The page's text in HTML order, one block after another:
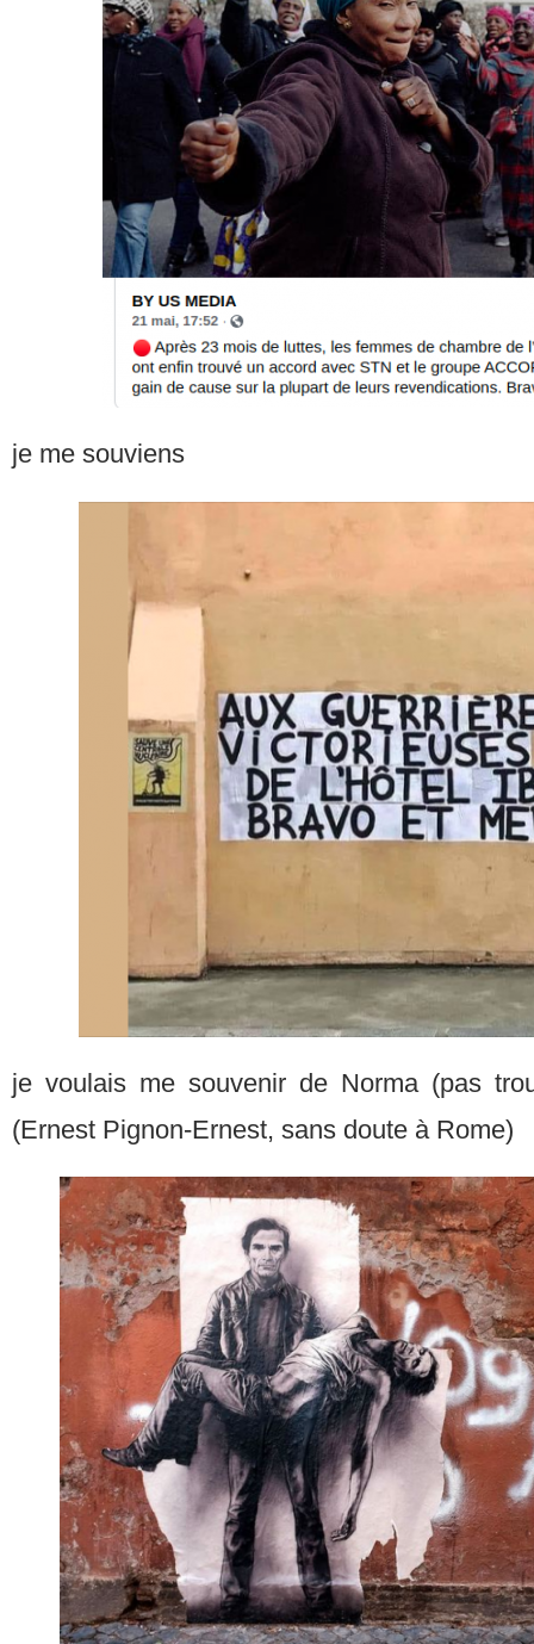
je me souviens
je voulais me souvenir de Norma (pas
(Ernest Pignon-Ernest, sans doute à Rome)